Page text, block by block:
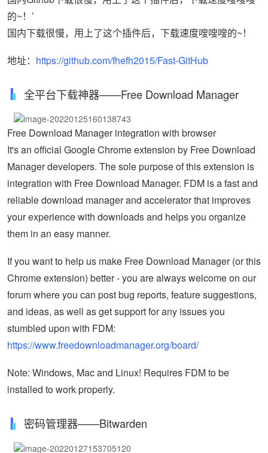
的~！’
国内下载很慢，用上了这个插件后，下载速度嗖嗖嗖的~！
地址： https://github.com/fhefh2015/Fast-GitHub
全平台下载神器——Free Download Manager
Free Download Manager integration with browser
It's an official Google Chrome extension by Free Download
Manager developers. The sole purpose of this extension is
integration with Free Download Manager. FDM is a fast and
reliable download manager and accelerator that improves
your experience with downloads and helps you organize
them in an easy manner.
If you want to help us make Free Download Manager (or this
Chrome extension) better - you are always welcome on our
forum where you can post bug reports, feature suggestions,
and ideas, as well as get support for any issues you
stumbled upon with FDM:
https://www.freedownloadmanager.org/board/
Note: Windows, Mac and Linux! Requires FDM to be
installed to work properly.
密码管理器——Bitwarden